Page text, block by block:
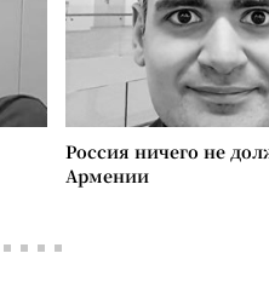
Россия ничего не
Армении